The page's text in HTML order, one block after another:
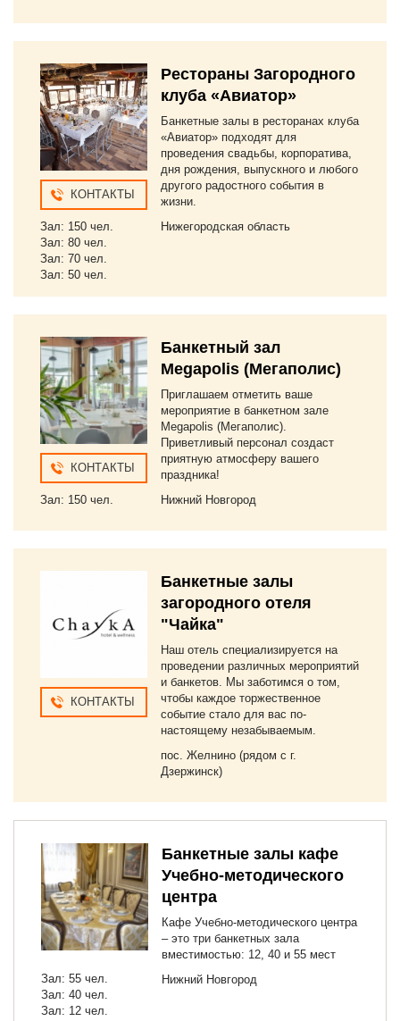
КОНТАКТЫ
Зал: 150 чел.
Зал: 80 чел.
Зал: 70 чел.
Зал: 50 чел.
Рестораны Загородного
клуба «Авиатор»
Банкетные залы в ресторанах клуба
«Авиатор» подходят для
проведения свадьбы, корпоратива,
дня рождения, выпускного и любого
другого радостного события в
жизни.
Нижегородская область
КОНТАКТЫ
Зал: 150 чел.
Банкетный зал
Megapolis (Мегаполис)
Приглашаем отметить ваше
мероприятие в банкетном зале
Megapolis (Мегаполис).
Приветливый персонал создаст
приятную атмосферу вашего
праздника!
Нижний Новгород
КОНТАКТЫ
Банкетные залы
загородного отеля
"Чайка"
Наш отель специализируется на
проведении различных мероприятий
и банкетов. Мы заботимся о том,
чтобы каждое торжественное
событие стало для вас по-
настоящему незабываемым.
пос. Желнино (рядом с г.
Дзержинск)
Зал: 55 чел.
Зал: 40 чел.
Зал: 12 чел.
Банкетные залы кафе
Учебно-методического
центра
Кафе Учебно-методического центра
– это три банкетных зала
вместимостью: 12, 40 и 55 мест
Нижний Новгород